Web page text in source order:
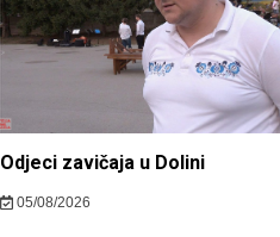
Odjeci zavičaja u Dolini
05/08/2026